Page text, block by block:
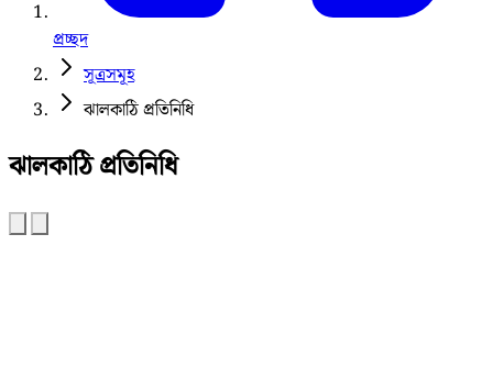
প্রচ্ছদ
সূত্রসমূহ
ঝালকাঠি প্রতিনিধি
ঝালকাঠি প্রতিনিধি